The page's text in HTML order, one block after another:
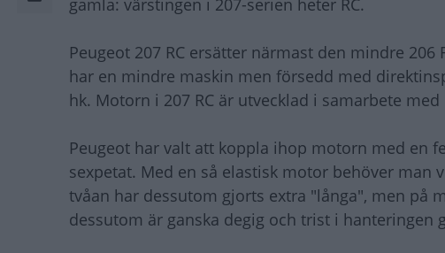
gamla: värstingen i 207-serien heter RC.
Peugeot 207 RC ersätter närmast den mindre
har en mindre maskin men försedd med
hk. Motorn i 207 RC är utvecklad i samarbete
Peugeot har valt att koppla ihop motorn med en
sexpetat. Med en så elastisk motor behöver
tvåan har dessutom gjorts extra "långa", men på
dessutom är ganska degig och trist i hanteringen